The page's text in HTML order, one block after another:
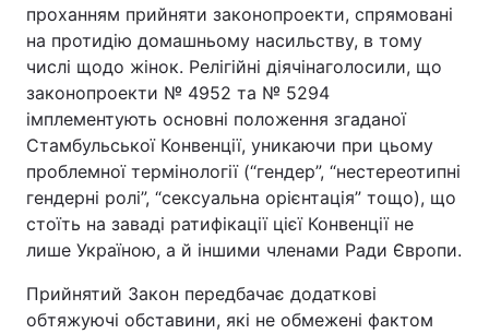
Відео з Youtube Статті
Інтерв'ю Думки
Архів Вакансії
Контакти
ПОСЛУГИ
проханням прийняти законопроекти, спрямовані
на протидію домашньому насильству, в тому
числі щодо жінок. Релігійні діячінаголосили, що
законопроекти № 4952 та № 5294
імплементують основні положення згаданої
Стамбульської Конвенції, уникаючи при цьому
проблемної термінології (“гендер”, “нестереотипні
гендерні ролі”, “сексуальна орієнтація” тощо), що
стоїть на заваді ратифікації цієї Конвенції не
лише Україною, а й іншими членами Ради Європи.
Прийнятий Закон передбачає додаткові
обтяжуючі обставини, які не обмежені фактом